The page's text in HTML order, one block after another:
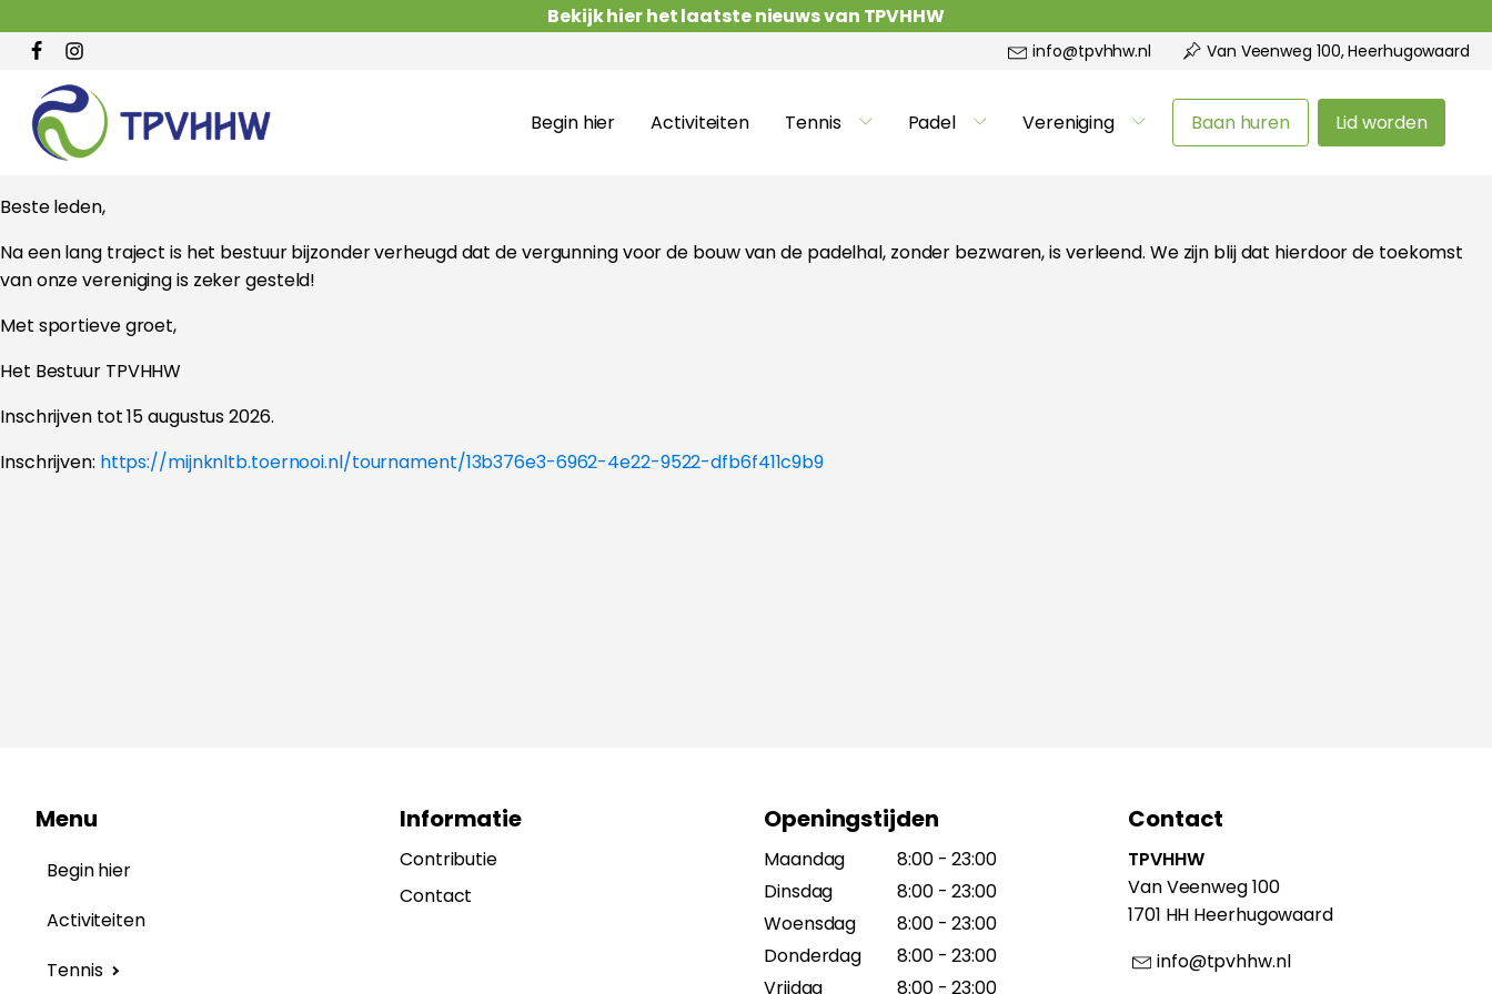
Bekijk hier het laatste nieuws van TPVHHW
info@tpvhhw.nl Van Veenweg 100, Heerhugowaard
Begin hier Activiteiten Tennis Padel Vereniging Baan huren Lid worden
Beste leden,
Na een lang traject is het bestuur bijzonder verheugd dat de vergunning voor de bouw van de padelhal, zonder bezwaren, is verleend. We zijn blij dat hierdoor de toekomst
van onze vereniging is zeker gesteld!
Met sportieve groet,
Het Bestuur TPVHHW
Inschrijven tot 15 augustus 2026.
Inschrijven: https://mijnknltb.toernooi.nl/tournament/13b376e3-6962-4e22-9522-dfb6f411c9b9
Menu
Begin hier
Activiteiten
Tennis
Informatie
Contributie
Contact
Openingstijden
Maandag
Dinsdag
Woensdag
Donderdag
Vrijdag
8:00 - 23:00
8:00 - 23:00
8:00 - 23:00
8:00 - 23:00
8:00 - 23:00
Contact
TPVHHW
Van Veenweg 100
1701 HH Heerhugowaard
info@tpvhhw.nl